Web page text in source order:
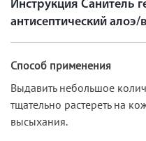
Инструкция Санитель
антисептический
Способ применения
Выдавить небольшое
тщательно растереть на
высыхания.